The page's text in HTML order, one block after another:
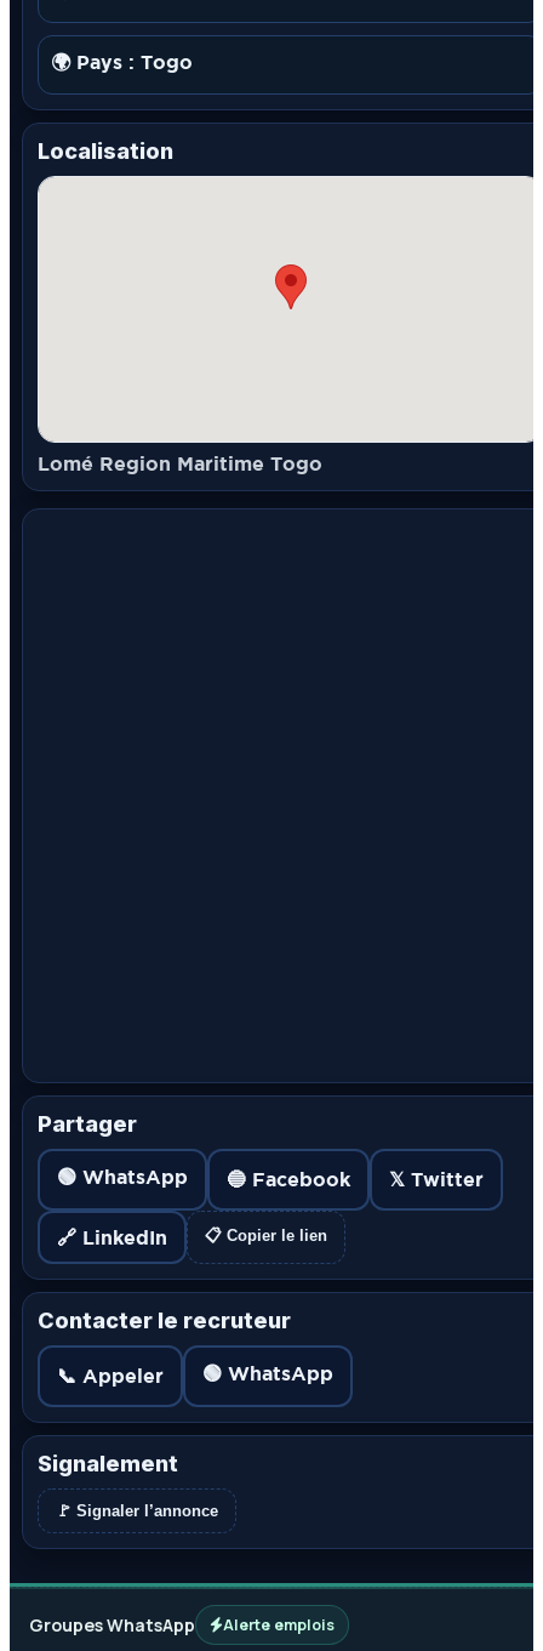
🌍 Pays : Togo
Localisation
Lomé Region Maritime Togo
Partager
🟢 WhatsApp 🔵 Facebook 𝕏 Twitter
🔗 LinkedIn 📋 Copier le lien
Contacter le recruteur
📞 Appeler 🟢 WhatsApp
Signalement
🚩 Signaler l’annonce
Groupes WhatsApp Alerte emplois